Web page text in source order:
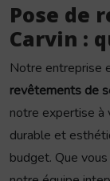
Pose de
Carvin :
Notre entreprise
revêtements de
notre expertise à
durable et
budget. Que